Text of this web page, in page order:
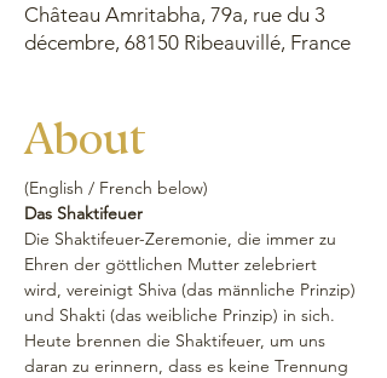
Château Amritabha, 79a, rue du 3
décembre, 68150 Ribeauvillé, France
About
(English / French below)
Das Shaktifeuer
Die Shaktifeuer-Zeremonie, die immer zu
Ehren der göttlichen Mutter zelebriert
wird, vereinigt Shiva (das männliche Prinzip)
und Shakti (das weibliche Prinzip) in sich.
Heute brennen die Shaktifeuer, um uns
daran zu erinnern, dass es keine Trennung